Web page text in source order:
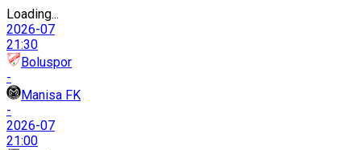
Loading...
2026-07
21:30
Boluspor
-
Manisa FK
-
2026-07
21:00